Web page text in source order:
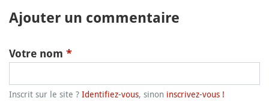
Ajouter un commentaire
Votre nom *
Inscrit sur le site ? Identifiez-vous, sinon inscrivez-vous !